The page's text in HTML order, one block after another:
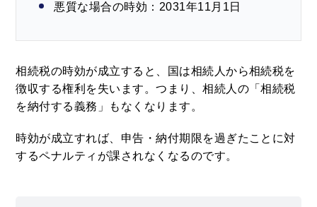
悪質な場合の時効：2031年11月1日
相続税の時効が成立すると、国は相続人から相続税を
徴収する権利を失います。つまり、相続人の「相続税
を納付する義務」もなくなります。
時効が成立すれば、申告・納付期限を過ぎたことに対
するペナルティが課されなくなるのです。